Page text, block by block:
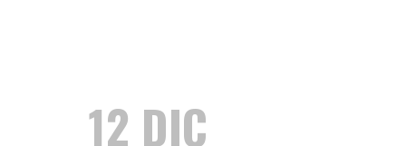
12 DIC